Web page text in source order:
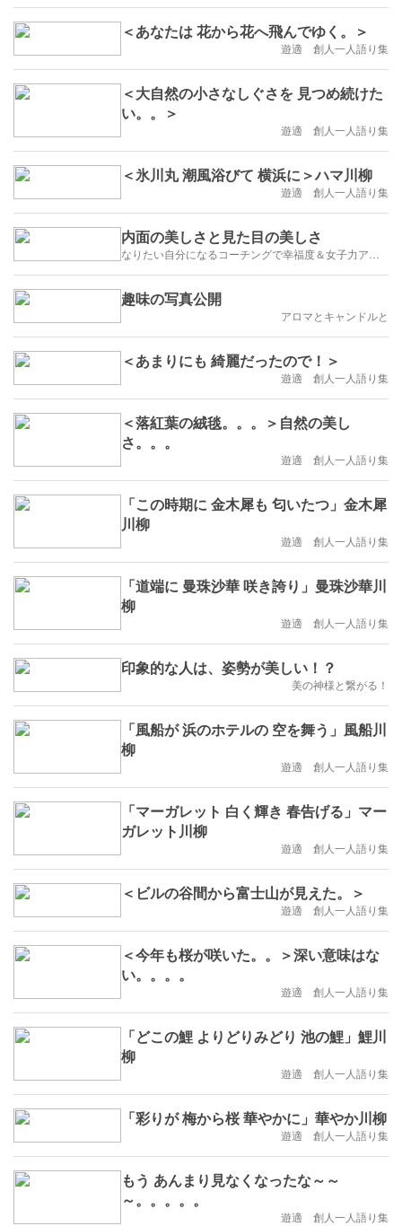
＜あなたは 花から花へ飛んでゆく。＞
遊適 創人一人語り集
＜大自然の小さなしぐさを 見つめ続けた
い。。＞
遊適 創人一人語り集
＜氷川丸 潮風浴びて 横浜に＞ハマ川柳
遊適 創人一人語り集
内面の美しさと見た目の美しさ
趣味の写真公開
アロマとキャンドルと
＜あまりにも 綺麗だったので！＞
遊適 創人一人語り集
＜落紅葉の絨毯。。。＞自然の美し
さ。。。
遊適 創人一人語り集
「この時期に 金木犀も 匂いたつ」金木犀
川柳
遊適 創人一人語り集
「道端に 曼珠沙華 咲き誇り」曼珠沙華川
柳
遊適 創人一人語り集
印象的な人は、姿勢が美しい！？
美の神様と繋がる！
「風船が 浜のホテルの 空を舞う」風船川
柳
遊適 創人一人語り集
「マーガレット 白く輝き 春告げる」マー
ガレット川柳
遊適 創人一人語り集
＜ビルの谷間から富士山が見えた。＞
遊適 創人一人語り集
＜今年も桜が咲いた。。＞深い意味はな
い。。。。
遊適 創人一人語り集
「どこの鯉 よりどりみどり 池の鯉」鯉川
柳
遊適 創人一人語り集
「彩りが 梅から桜 華やかに」華やか川柳
遊適 創人一人語り集
もう あんまり見なくなったな～～
～。。。。。
遊適 創人一人語り集